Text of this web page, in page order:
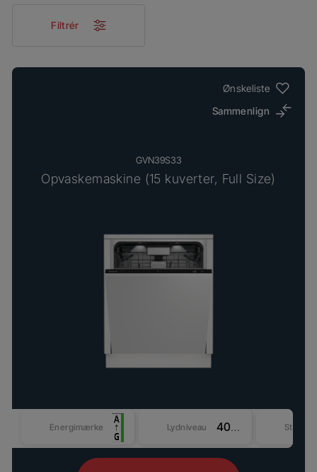
Filtrér
Ønskeliste
Sammenlign
GVN39S33
Opvaskemaskine (15 kuverter, Full Size)
Energimærke Lydniveau 40 dBA